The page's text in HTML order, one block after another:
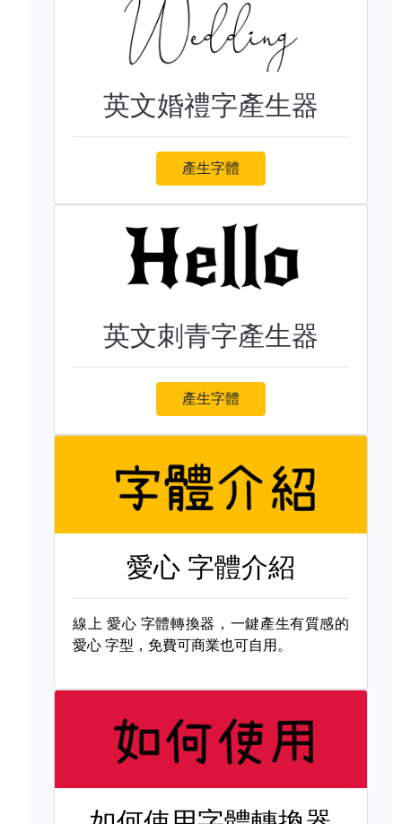
英文婚禮字產生器
產生字體
英文刺青字產生器
產生字體
愛心 字體介紹
線上 愛心 字體轉換器，一鍵產生有質感的
愛心 字型，免費可商業也可自用。